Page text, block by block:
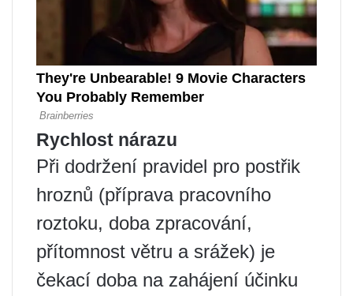
Rychlost nárazu
Při dodržení pravidel pro postřik
hroznů (příprava pracovního
roztoku, doba zpracování,
přítomnost větru a srážek) je
čekací doba na zahájení účinku